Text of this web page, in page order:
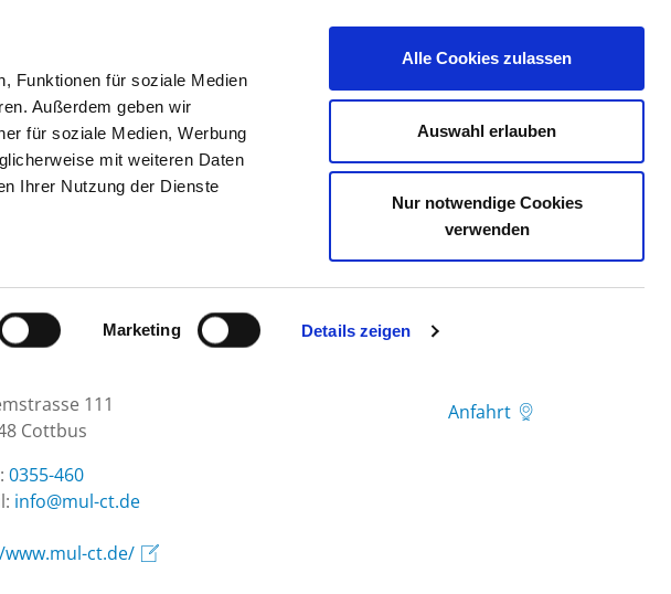
Funktionen für soziale Medien
Außerdem geben wir
für soziale Medien, Werbung
mit weiteren Daten
Ihrer Nutzung der Dienste
Marketing Details zeigen
Alle Cookies zulassen
Auswahl erlauben
Nur notwendige Cookies
verwenden
DAS DKV STELLENBÖRSE KONTAKT IHRE MEINUNG
- CARL THIEM
111
Cottbus
0355-460
ed.tc-lum@ofni
Anfahrt
ct.de/